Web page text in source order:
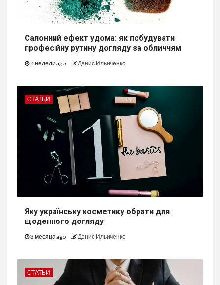
Салонний ефект удома: як побудувати
професійну рутину догляду за обличчям
4 недели ago Денис Ильиченко
СТАТЬИ
Яку українську косметику обрати для
щоденного догляду
3 месяца ago Денис Ильиченко
СТАТЬИ